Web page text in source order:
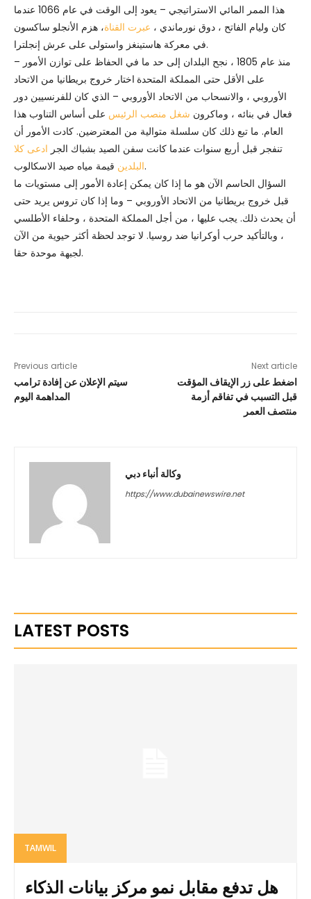
هذا الممر المائي الاستراتيجي – يعود إلى الوقت في عام 1066 عندما
كان وليام الفاتح ، دوق نورماندي ، عبرت القناة، هزم الأنجلو ساكسون
في معركة هاستينغز واستولى على عرش إنجلترا.
منذ عام 1805 ، نجح البلدان إلى حد ما في الحفاظ على توازن الأمور –
على الأقل حتى المملكة المتحدة اختار خروج بريطانيا من الاتحاد
الأوروبي ، والانسحاب من الاتحاد الأوروبي – الذي كان للفرنسيين دور
فعال في بنائه ، وماكرون شغل منصب الرئيس على أساس التناوب هذا
العام. ما تبع ذلك كان سلسلة متوالية من المعترضين. كادت الأمور أن
تنفجر قبل أربع سنوات عندما كانت سفن الصيد بشباك الجر ادعى كلا
البلدينقيمة مياه صيد الاسكالوب.
السؤال الحاسم الآن هو ما إذا كان يمكن إعادة الأمور إلى مستويات ما
قبل خروج بريطانيا من الاتحاد الأوروبي – وما إذا كان تروس يريد حتى
أن يحدث ذلك. يجب عليها ، من أجل المملكة المتحدة ، وحلفاء الأطلسي
، وبالتأكيد حرب أوكرانيا ضد روسيا. لا توجد لحظة أكثر حيوية من الآن
لجبهة موحدة حقا.
Previous article
سيتم الإعلان عن إفادة ترامب
المداهمة اليوم
Next article
اضغط على زر الإيقاف المؤقت
قبل التسبب في تفاقم أزمة
منتصف العمر
وكالة أنباء دبي
https://www.dubainewswire.net
LATEST POSTS
TAMWIL
هل تدفع مقابل نمو مركز بيانات الذكاء